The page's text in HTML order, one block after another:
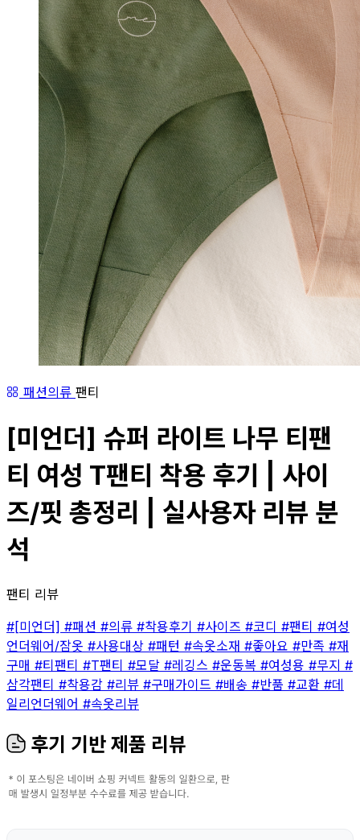
패션의류 팬티
[미언더] 슈퍼 라이트 나무 티팬
티 여성 T팬티 착용 후기 | 사이
즈/핏 총정리 | 실사용자 리뷰 분
석
팬티 리뷰
#[미언더] #패션 #의류 #착용후기 #사이즈 #코디 #팬티 #여성
언더웨어/잠옷 #사용대상 #패턴 #속옷소재 #좋아요 #만족 #재
구매 #티팬티 #T팬티 #모달 #레깅스 #운동복 #여성용 #무지 #
삼각팬티 #착용감 #리뷰 #구매가이드 #배송 #반품 #교환 #데
일리언더웨어 #속옷리뷰
후기 기반 제품 리뷰